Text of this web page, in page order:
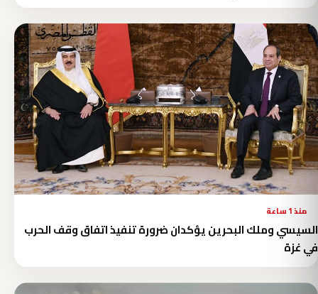
منذ 1 ساعة
السيسي وملك البحرين يؤكدان ضرورة تنفيذ اتفاق وقف الحرب
في غزة